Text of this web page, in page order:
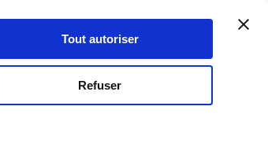
Tout autoriser
Refuser
Se connecter